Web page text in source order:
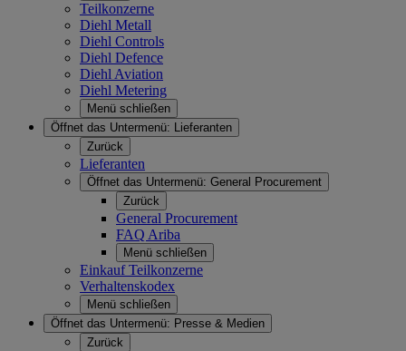
Teilkonzerne
Diehl Metall
Diehl Controls
Diehl Defence
Diehl Aviation
Diehl Metering
Menü schließen
Öffnet das Untermenü: Lieferanten
Zurück
Lieferanten
Öffnet das Untermenü: General Procurement
Zurück
General Procurement
FAQ Ariba
Menü schließen
Einkauf Teilkonzerne
Verhaltenskodex
Menü schließen
Öffnet das Untermenü: Presse & Medien
Zurück